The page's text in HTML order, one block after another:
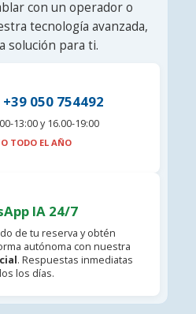
con un operador o
tecnología avanzada,
solución para ti.
050 754492
13:00 y 16.00-19:00
TODO EL AÑO
IA 24/7
de tu reserva y obtén
autónoma con nuestra
. Respuestas inmediatas
los días.